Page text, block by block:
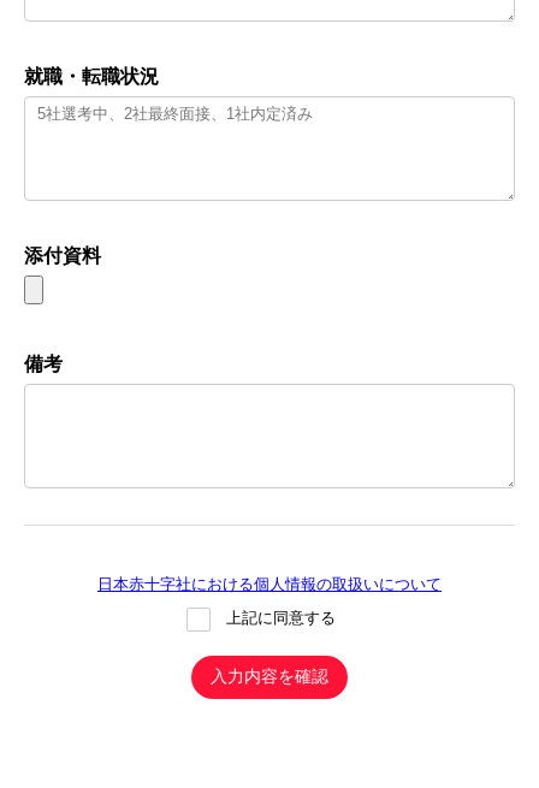
就職・転職状況
添付資料
備考
日本赤十字社における個人情報の取扱いについて
上記に同意する
入力内容を確認